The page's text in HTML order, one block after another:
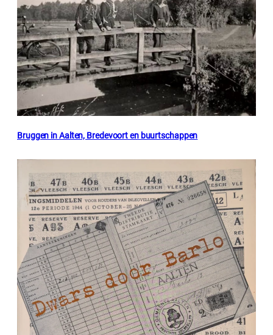
Bruggen in Aalten, Bredevoort en buurtschappen